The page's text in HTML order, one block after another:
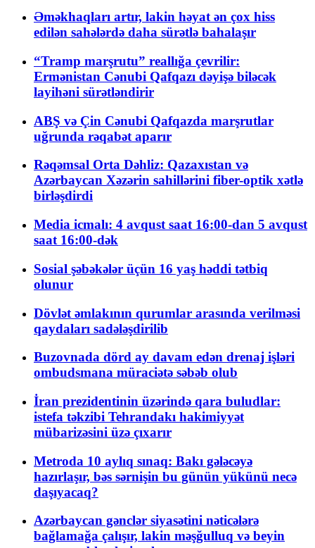
Əməkhaqları artır, lakin həyat ən çox hiss
edilən sahələrdə daha sürətlə bahalaşır
“Tramp marşrutu” reallığa çevrilir:
Ermənistan Cənubi Qafqazı dəyişə biləcək
layihəni sürətləndirir
ABŞ və Çin Cənubi Qafqazda marşrutlar
uğrunda rəqabət aparır
Rəqəmsal Orta Dəhliz: Qazaxıstan və
Azərbaycan Xəzərin sahillərini fiber-optik xətlə
birləşdirdi
Media icmalı: 4 avqust saat 16:00-dan 5 avqust
saat 16:00-dək
Sosial şəbəkələr üçün 16 yaş həddi tətbiq
olunur
Dövlət əmlakının qurumlar arasında verilməsi
qaydaları sadələşdirilib
Buzovnada dörd ay davam edən drenaj işləri
ombudsmana müraciətə səbəb olub
İran prezidentinin üzərində qara buludlar:
istefa təkzibi Tehrandakı hakimiyyət
mübarizəsini üzə çıxarır
Metroda 10 aylıq sınaq: Bakı gələcəyə
hazırlaşır, bəs sərnişin bu günün yükünü necə
daşıyacaq?
Azərbaycan gənclər siyasətini nəticələrə
bağlamağa çalışır, lakin məşğulluq və beyin